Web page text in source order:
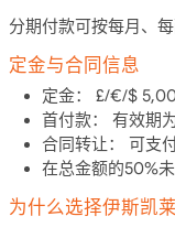
分期付款可按每月、
定金与合同信息
定金：
£/€/$
首付款：
有效期
合同转让：
可支
在总金额的50%
为什么选择伊斯凯莱